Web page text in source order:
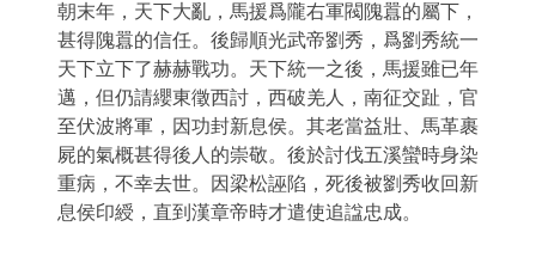
朝末年，天下大亂，馬援爲隴右軍閥隗囂的屬下，
甚得隗囂的信任。後歸順光武帝劉秀，爲劉秀統一
天下立下了赫赫戰功。天下統一之後，馬援雖已年
邁，但仍請纓東徵西討，西破羌人，南征交趾，官
至伏波將軍，因功封新息侯。其老當益壯、馬革裹
屍的氣概甚得後人的崇敬。後於討伐五溪蠻時身染
重病，不幸去世。因梁松誣陷，死後被劉秀收回新
息侯印綬，直到漢章帝時才遣使追諡忠成。